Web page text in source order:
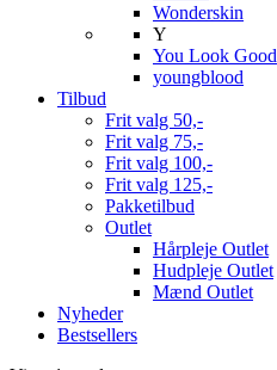
Wonderskin
Y
You Look Good
youngblood
Tilbud
Frit valg 50,-
Frit valg 75,-
Frit valg 100,-
Frit valg 125,-
Pakketilbud
Outlet
Hårpleje Outlet
Hudpleje Outlet
Mænd Outlet
Nyheder
Bestsellers